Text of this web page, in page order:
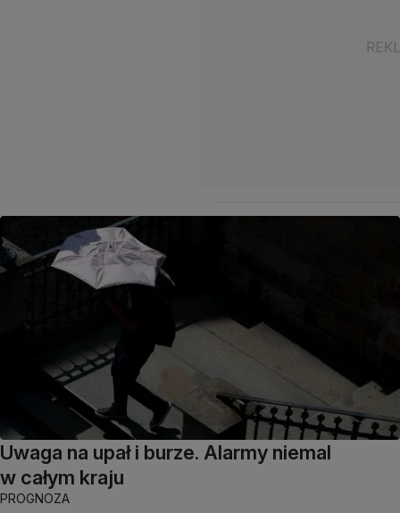
Uwaga na upał i burze. Alarmy niemal
w całym kraju
PROGNOZA